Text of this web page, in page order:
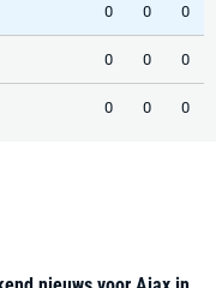
0 0 0
0 0 0
0 0 0